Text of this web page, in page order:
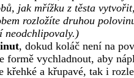
jak mřížku z těsta
rozložíte druhou
neodchlipovaly.)
, dokud koláč není na
vychladnout, aby
a křupavé, tak i